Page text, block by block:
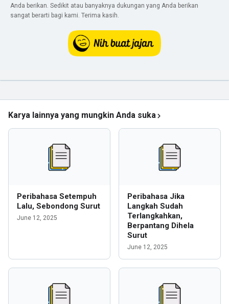
Anda berikan. Sedikit atau banyaknya dukungan yang Anda berikan
sangat berarti bagi kami. Terima kasih.
Karya lainnya yang mungkin Anda suka
Peribahasa Setempuh
Lalu, Sebondong Surut
June 12, 2025
Peribahasa Jika
Langkah Sudah
Terlangkahkan,
Berpantang Dihela
Surut
June 12, 2025